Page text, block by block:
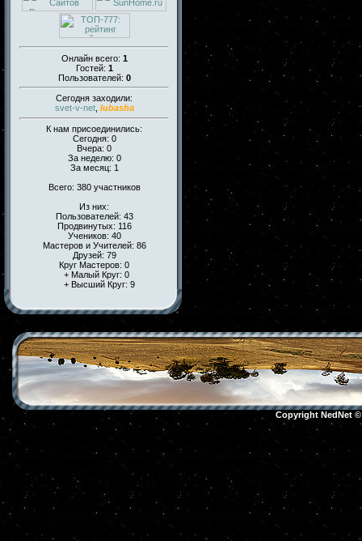
Онлайн всего: 1
Гостей: 1
Пользователей: 0
Сегодня заходили:
svet-v-net, lubasha
К нам присоединились:
Сегодня: 0
Вчера: 0
За неделю: 0
За месяц: 1
Всего: 380 участников
Из них:
Пользователей: 43
Продвинутых: 116
Учеников: 40
Мастеров и Учителей: 86
Друзей: 79
Круг Мастеров: 0
+ Малый Круг: 0
+ Высший Круг: 9
Copyright NedNet